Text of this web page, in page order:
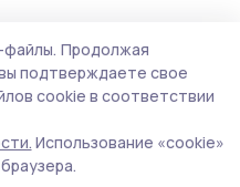
Продолжая
подтверждаете свое
cookie в соответствии
Использование «cookie»